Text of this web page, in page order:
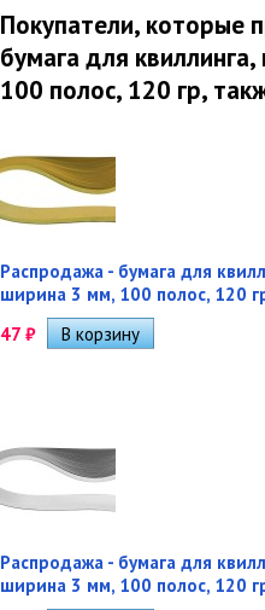
Покупатели, которые
бумага для
100 полос, 120 гр,
Распродажа - бумага для
ширина 3 мм, 100 полос, 120
47 ₽
Распродажа - бумага для
ширина 3 мм, 100 полос, 120